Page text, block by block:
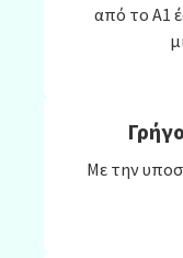
από το Α1
Με την